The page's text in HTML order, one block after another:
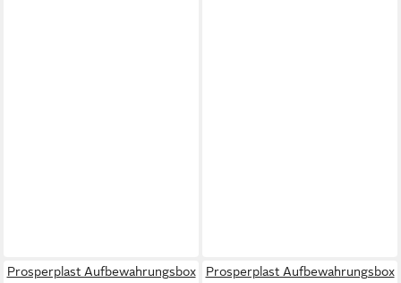
Prosperplast Aufbewahrungsbox
Prosperplast Aufbewahrungsbox